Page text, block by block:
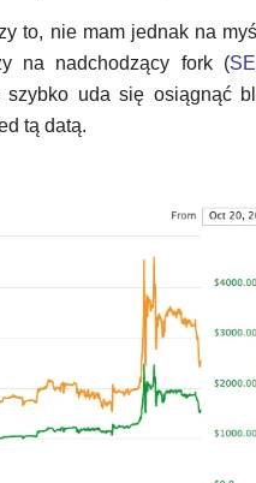
to, nie mam jednak na
na nadchodzący fork (
uda się osiągnąć
tą datą.